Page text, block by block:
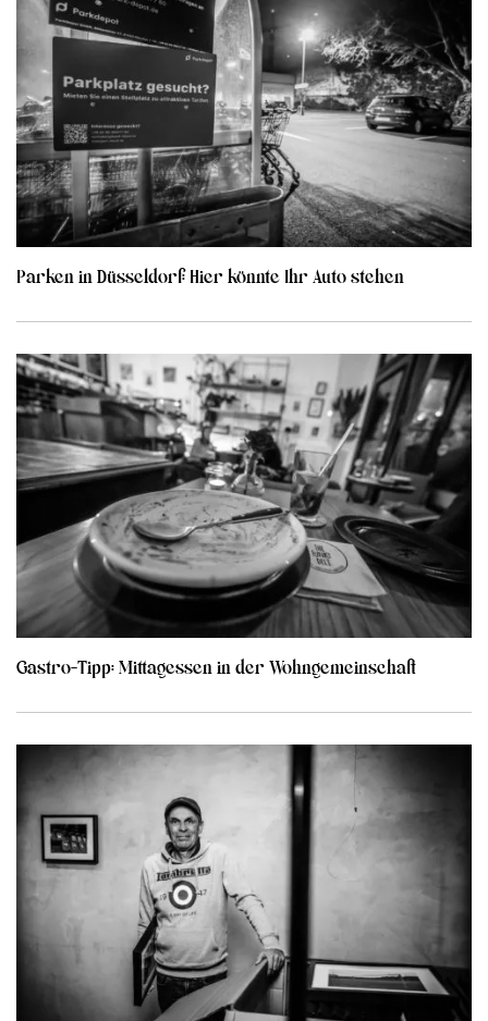
Parken in Düsseldorf: Hier könnte Ihr Auto stehen
Gastro-Tipp: Mittagessen in der Wohngemeinschaft